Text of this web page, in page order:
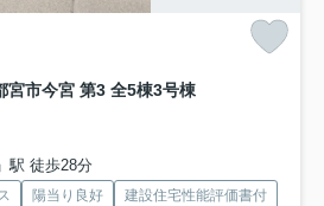
宮市今宮 第3 全5棟3号棟
駅 徒歩28分
陽当り良好
建設住宅性能評価書付